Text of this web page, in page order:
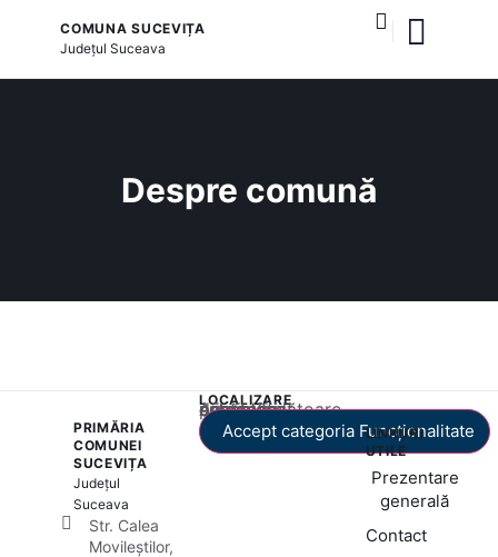
COMUNA SUCEVIȚA
JudețulSuceava
Despre comună
PRIMĂRIA
COMUNEI
SUCEVIȚA
Județul
Suceava
Str. Calea
Movileștilor,
LOCALIZARE
Acest conținut este blocat până când acceptați categoria corespunzătoare de cookie-uri.
Accept categoria Funcționalitate
LINKURI
UTILE
Prezentare
generală
Contact